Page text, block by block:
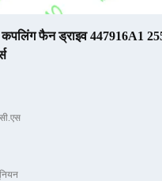
फैन ड्राइव 447916A1